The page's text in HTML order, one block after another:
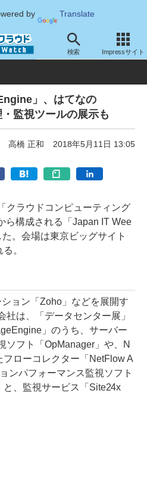
by Translate
検索 Impressサイト
IT Week 2018
」、はてなの
監視ツールの展示も
高橋 正和 2018年5月11日 13:05
ラウドコンピューティング
ら構成される「Japan IT Wee
。会場は東京ビッグサイト
。
ョン「Zoho」などを展開す
社は、「データセンター展」
」のうち、サーバー
ソフト「OpManager」や、N
ローコレクター「NetFlow A
ンパフォーマンス監視ソフト
と、監視サービス「Site24x